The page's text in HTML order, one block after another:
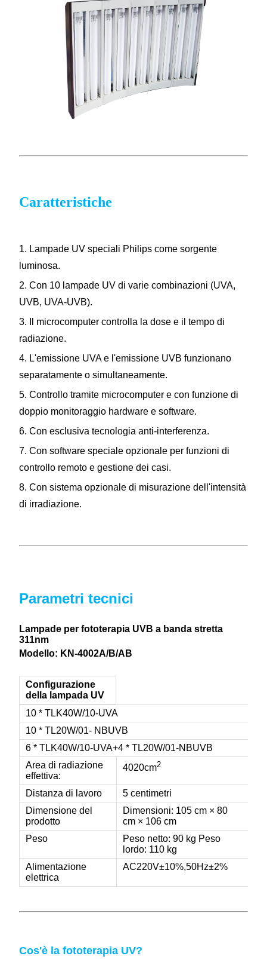
Caratteristiche
1. Lampade UV speciali Philips come sorgente
luminosa.
2. Con 10 lampade UV di varie combinazioni (UVA,
UVB, UVA-UVB).
3. Il microcomputer controlla la dose e il tempo di
radiazione.
4. L'emissione UVA e l'emissione UVB funzionano
separatamente o simultaneamente.
5. Controllo tramite microcomputer e con funzione di
doppio monitoraggio hardware e software.
6. Con esclusiva tecnologia anti-interferenza.
7. Con software speciale opzionale per funzioni di
controllo remoto e gestione dei casi.
8. Con sistema opzionale di misurazione dell'intensità
di irradiazione.
Parametri tecnici
Lampade per fototerapia UVB a banda stretta
311nm
Modello: KN-4002A/B/AB
Configurazione
della lampada UV
10 * TLK40W/10-UVA
10 * TL20W/01- NBUVB
6 * TLK40W/10-UVA+4 * TL20W/01-NBUVB
Area di radiazione
effettiva:
4020cm2
Distanza di lavoro
5 centimetri
Dimensione del
prodotto
Dimensioni: 105 cm × 80
cm × 106 cm
Peso
Peso netto: 90 kg Peso
lordo: 110 kg
Alimentazione
elettrica
AC220V±10%,50Hz±2%
Cos'è la fototerapia UV?